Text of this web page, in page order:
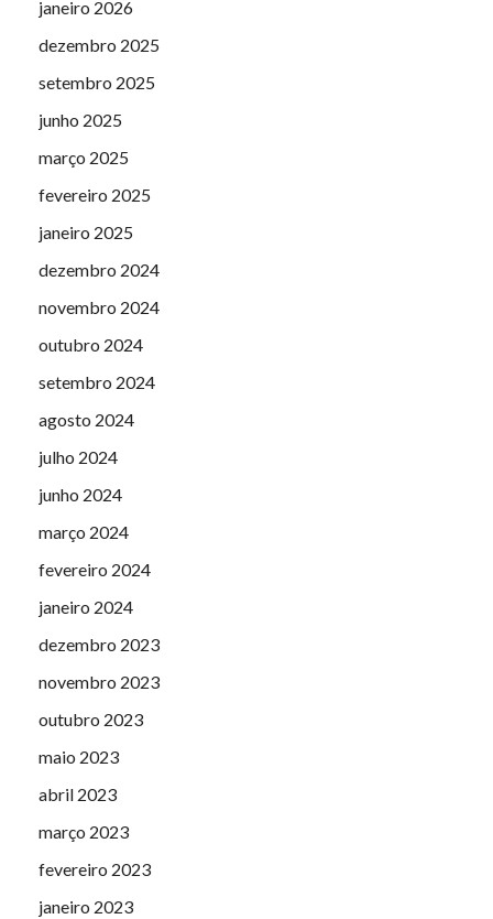
janeiro 2026
dezembro 2025
setembro 2025
junho 2025
março 2025
fevereiro 2025
janeiro 2025
dezembro 2024
novembro 2024
outubro 2024
setembro 2024
agosto 2024
julho 2024
junho 2024
março 2024
fevereiro 2024
janeiro 2024
dezembro 2023
novembro 2023
outubro 2023
maio 2023
abril 2023
março 2023
fevereiro 2023
janeiro 2023